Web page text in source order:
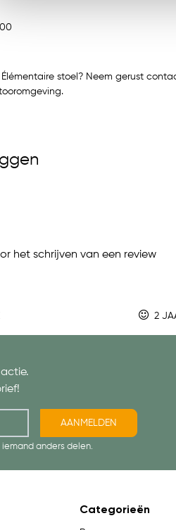
Élémentaire stoel? Neem gerust
het schrijven van een review
2
AANMELDEN
anders delen.
Categorieën